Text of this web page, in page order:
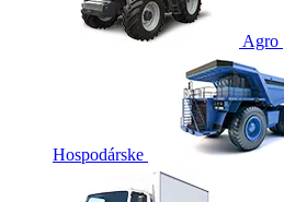
Agro
Hospodárske